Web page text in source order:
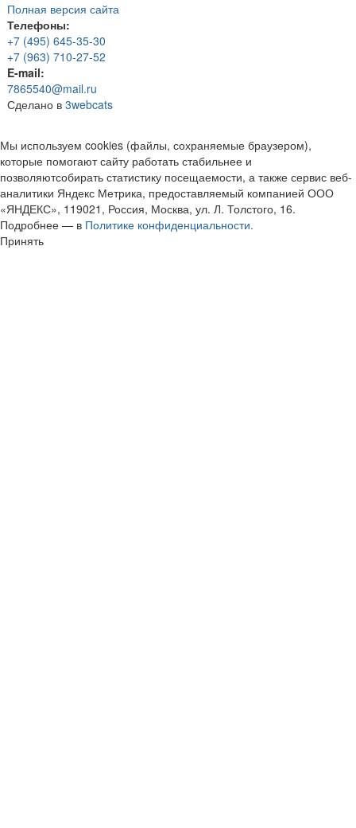
Полная версия сайта
Телефоны:
+7 (495) 645-35-30
+7 (963) 710-27-52
E-mail:
7865540@mail.ru
Сделано в 3webcats
Мы используем cookies (файлы, сохраняемые браузером),
которые помогают сайту работать стабильнее и
позволяютсобирать статистику посещаемости, а также сервис веб-
аналитики Яндекс Метрика, предоставляемый компанией ООО
«ЯНДЕКС», 119021, Россия, Москва, ул. Л. Толстого, 16.
Подробнее — в Политике конфиденциальности.
Принять